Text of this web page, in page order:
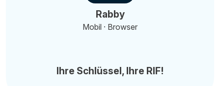
Rabby
Mobil · Browser
Ihre Schlüssel, Ihre RIF!